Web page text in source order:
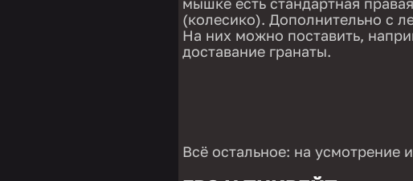
(колесико). Дополнительно с
На них можно поставить,
доставание гранаты.
Всё остальное: на усмотрение